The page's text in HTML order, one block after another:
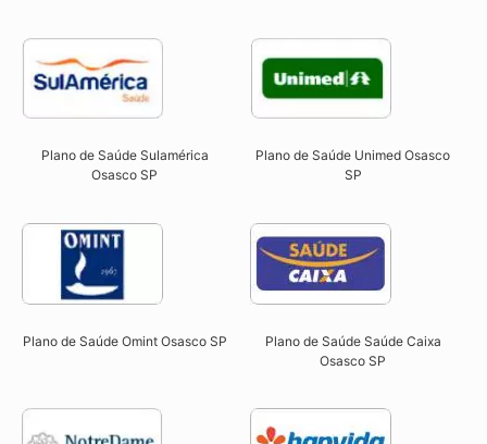
Plano de Saúde Sulamérica
Osasco SP
Plano de Saúde Unimed Osasco
SP
Plano de Saúde Omint Osasco SP​
Plano de Saúde Saúde Caixa
Osasco SP​